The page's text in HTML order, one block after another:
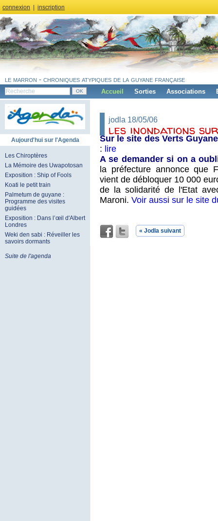
connexion inscription
le marron - chroniques atypiques de la guyane française
Accueil Sorties Associations
Aujourd'hui sur l'Agenda
Les Chiroptères
La Mémoire des Uwapotosan
Exposition : Ship of Fools
Koati le petit train
Palmetum de guyane :
Programme des visites
guidées
Exposition : Dans l’œil d'Albert
Londres
Weki den sabi : Réveiller les
savoirs dormants
Suite de l'agenda
jodla 18/05/06
les inondations
Sur le site des Verts
: lire
A se demander si on a
la préfecture annonceque
vient de débloquer 10 000
de la solidarité de l'Etat
Maroni. Voir aussi sur le site
« Jodla suivant